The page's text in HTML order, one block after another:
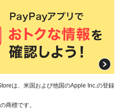
起算して30日後に付与します。
は、米国および他国のApple Inc.の登録
商標です。